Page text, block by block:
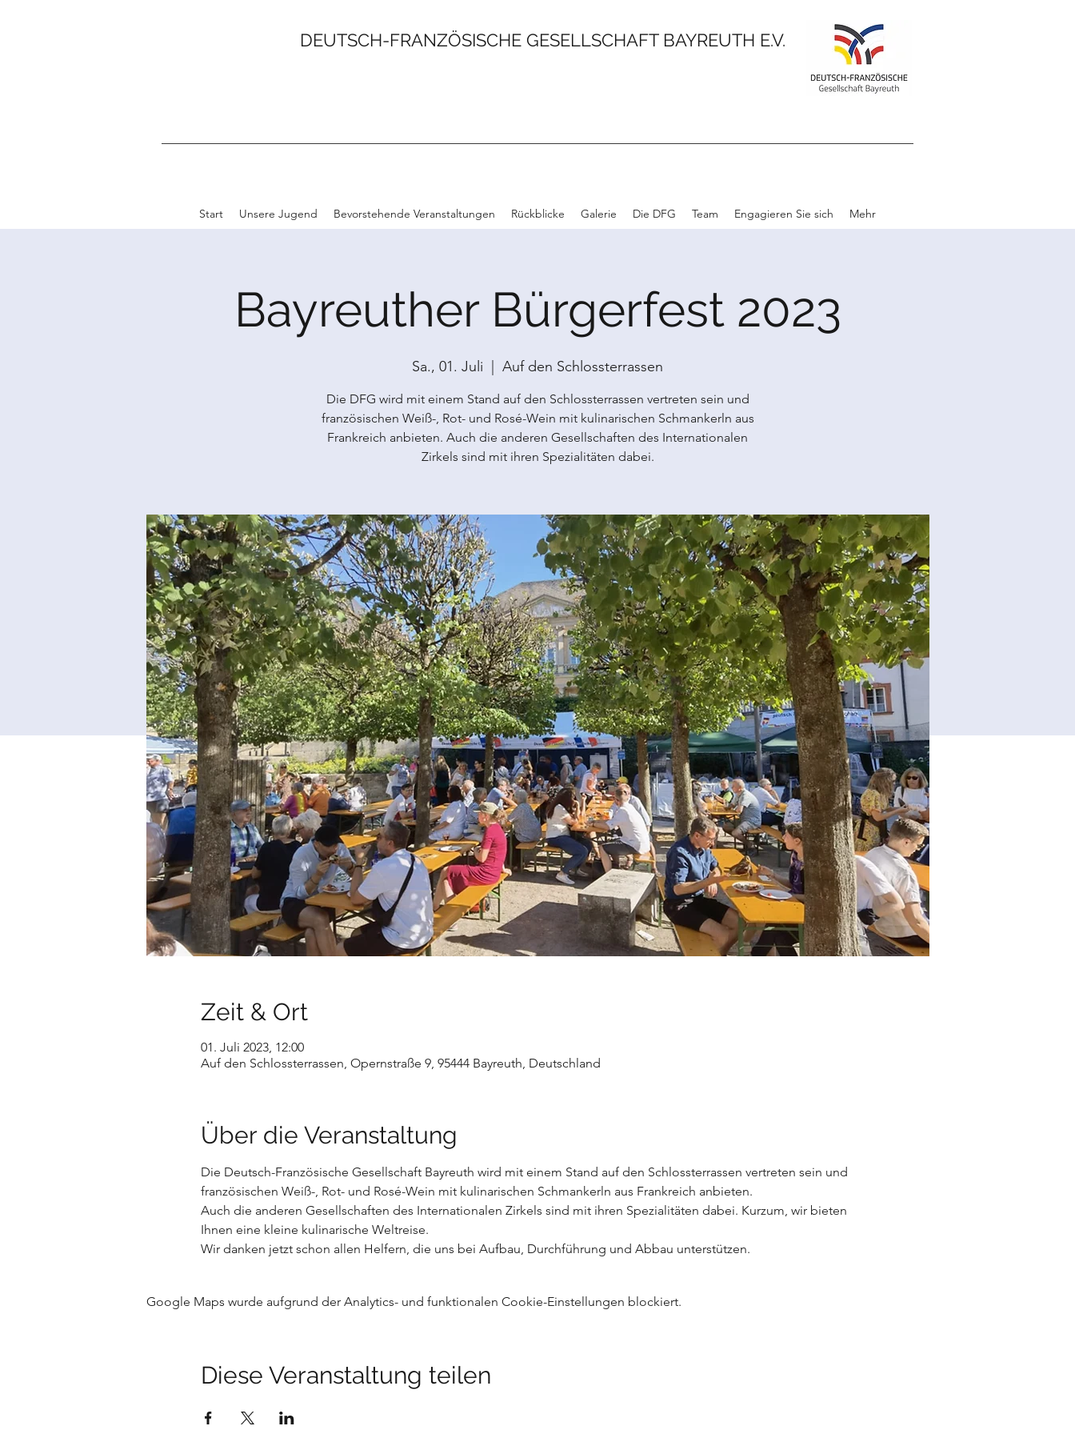
DEUTSCH-FRANZÖSISCHE GESELLSCHAFT BAYREUTH E.V.
Start Unsere Jugend Bevorstehende Veranstaltungen Rückblicke Galerie Die DFG Team Engagieren Sie sich Mehr
Bayreuther Bürgerfest 2023
Sa., 01. Juli Auf den Schlossterrassen
Die DFG wird mit einem Stand auf den Schlossterrassen vertreten sein und
französischen Weiß-, Rot- und Rosé-Wein mit kulinarischen Schmankerln aus
Frankreich anbieten. Auch die anderen Gesellschaften des Internationalen
Zirkels sind mit ihren Spezialitäten dabei.
Zeit & Ort
01. Juli 2023, 12:00
Auf den Schlossterrassen, Opernstraße 9, 95444 Bayreuth, Deutschland
Über die Veranstaltung
Die Deutsch-Französische Gesellschaft Bayreuth wird mit einem Stand auf den Schlossterrassen vertreten sein und
französischen Weiß-, Rot- und Rosé-Wein mit kulinarischen Schmankerln aus Frankreich anbieten.
Auch die anderen Gesellschaften des Internationalen Zirkels sind mit ihren Spezialitäten dabei. Kurzum, wir bieten
Ihnen eine kleine kulinarische Weltreise.
Wir danken jetzt schon allen Helfern, die uns bei Aufbau, Durchführung und Abbau unterstützen.
Google Maps wurde aufgrund der Analytics- und funktionalen Cookie-Einstellungen blockiert.
Diese Veranstaltung teilen